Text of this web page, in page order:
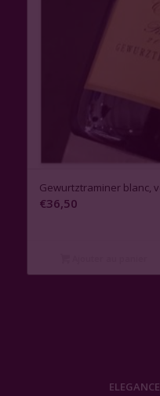
Gewurtztraminer blanc,
€36,50